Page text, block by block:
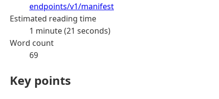
endpoints/v1/manifest
Estimated reading time
1 minute (21 seconds)
Word count
69
Key points